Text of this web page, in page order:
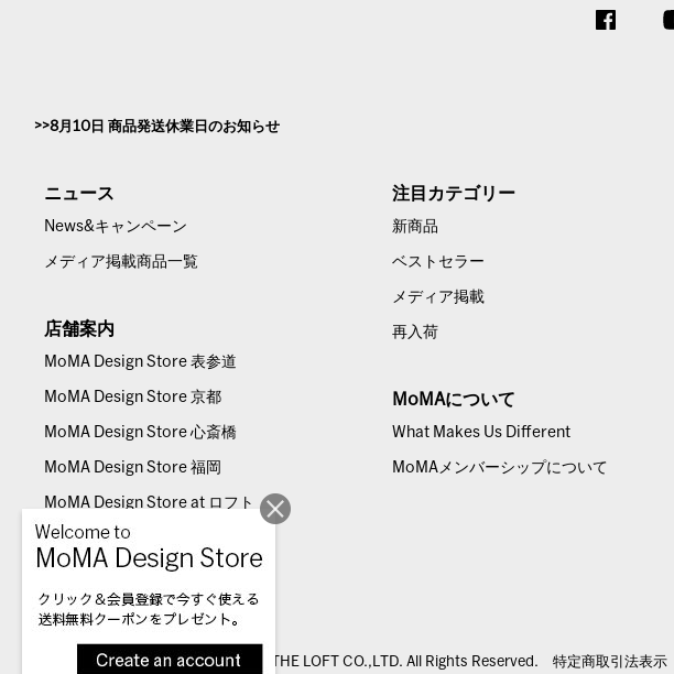
8月10日 商品発送休業日のお知らせ
ニュース
News&キャンペーン
メディア掲載商品一覧
店舗案内
MoMA Design Store 表参道
MoMA Design Store 京都
MoMA Design Store 心斎橋
MoMA Design Store 福岡
MoMA Design Store at ロフト
注目カテゴリー
新商品
ベストセラー
メディア掲載
再入荷
MoMAについて
What Makes Us Different
MoMAメンバーシップについて
© THE LOFT CO.,LTD. All Rights Reserved. 特定商取引法表示